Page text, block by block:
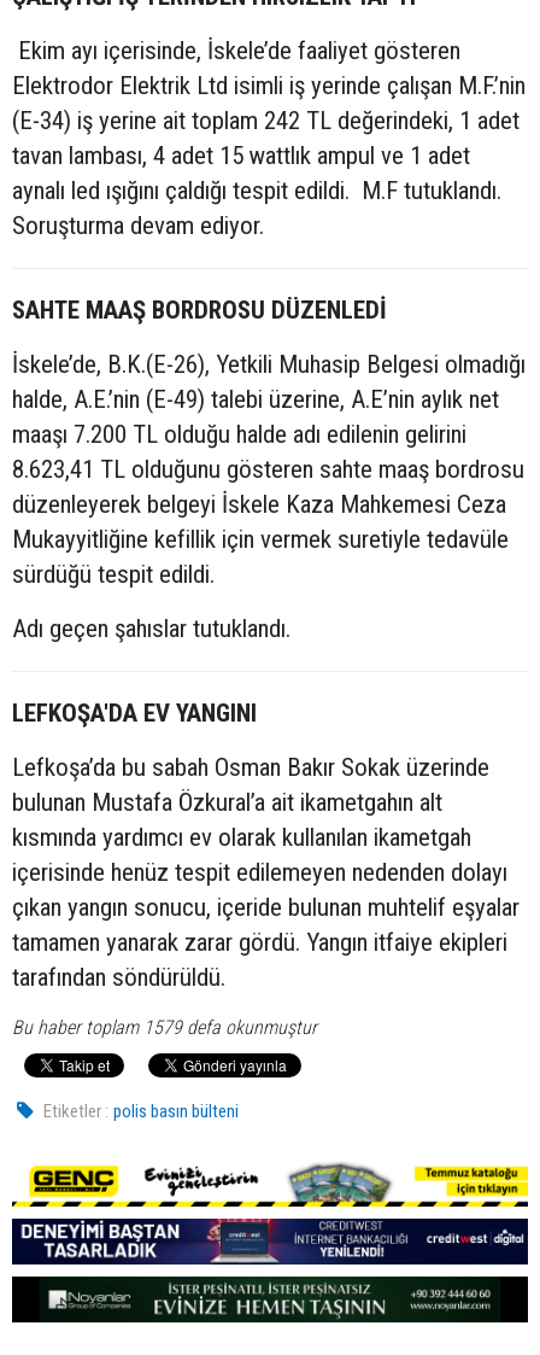
Ekim ayı içerisinde, İskele’de faaliyet gösteren
Elektrodor Elektrik Ltd isimli iş yerinde çalışan M.F.’nin
(E-34) iş yerine ait toplam 242 TL değerindeki, 1 adet
tavan lambası, 4 adet 15 wattlık ampul ve 1 adet
aynalı led ışığını çaldığı tespit edildi. M.F tutuklandı.
Soruşturma devam ediyor.
SAHTE MAAŞ BORDROSU DÜZENLEDİ
İskele’de, B.K.(E-26), Yetkili Muhasip Belgesi olmadığı
halde, A.E.’nin (E-49) talebi üzerine, A.E’nin aylık net
maaşı 7.200 TL olduğu halde adı edilenin gelirini
8.623,41 TL olduğunu gösteren sahte maaş bordrosu
düzenleyerek belgeyi İskele Kaza Mahkemesi Ceza
Mukayyitliğine kefillik için vermek suretiyle tedavüle
sürdüğü tespit edildi.
Adı geçen şahıslar tutuklandı.
LEFKOŞA'DA EV YANGINI
Lefkoşa’da bu sabah Osman Bakır Sokak üzerinde
bulunan Mustafa Özkural’a ait ikametgahın alt
kısmında yardımcı ev olarak kullanılan ikametgah
içerisinde henüz tespit edilemeyen nedenden dolayı
çıkan yangın sonucu, içeride bulunan muhtelif eşyalar
tamamen yanarak zarar gördü. Yangın itfaiye ekipleri
tarafından söndürüldü.
Bu haber toplam 1579 defa okunmuştur
Etiketler : polis basın bülteni